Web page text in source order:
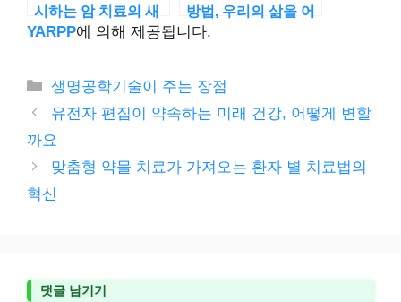
시하는 암 치료의 새
로운 방향
방법, 우리의 삶을 어
떻게 바꾸나
YARPP에 의해 제공됩니다.
카
테
리
생명공학기술이 주는 장점
유전자 편집이 약속하는 미래 건강, 어떻게 변할
까요
맞춤형 약물 치료가 가져오는 환자 별 치료법의
혁신
댓글 남기기